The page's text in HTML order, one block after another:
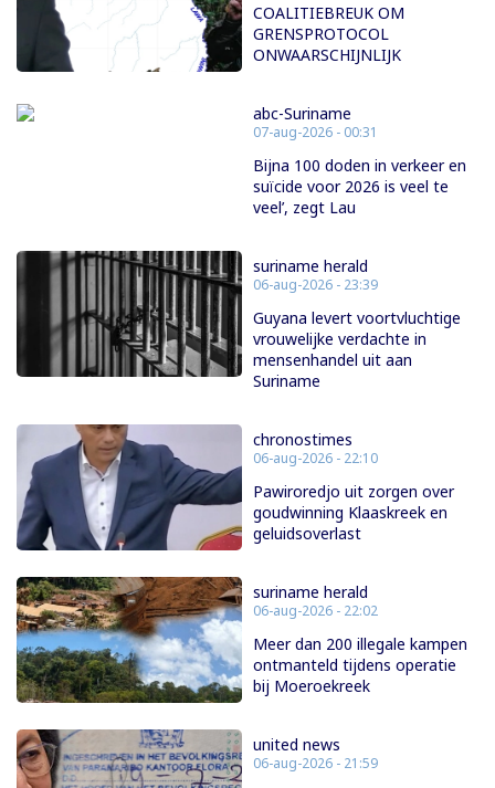
COALITIEBREUK OM
GRENSPROTOCOL
ONWAARSCHIJNLIJK
abc-Suriname
07-aug-2026 - 00:31
Bijna 100 doden in verkeer en
suïcide voor 2026 is veel te
veel’, zegt Lau
suriname herald
06-aug-2026 - 23:39
Guyana levert voortvluchtige
vrouwelijke verdachte in
mensenhandel uit aan
Suriname
chronostimes
06-aug-2026 - 22:10
Pawiroredjo uit zorgen over
goudwinning Klaaskreek en
geluidsoverlast
suriname herald
06-aug-2026 - 22:02
Meer dan 200 illegale kampen
ontmanteld tijdens operatie
bij Moeroekreek
united news
06-aug-2026 - 21:59